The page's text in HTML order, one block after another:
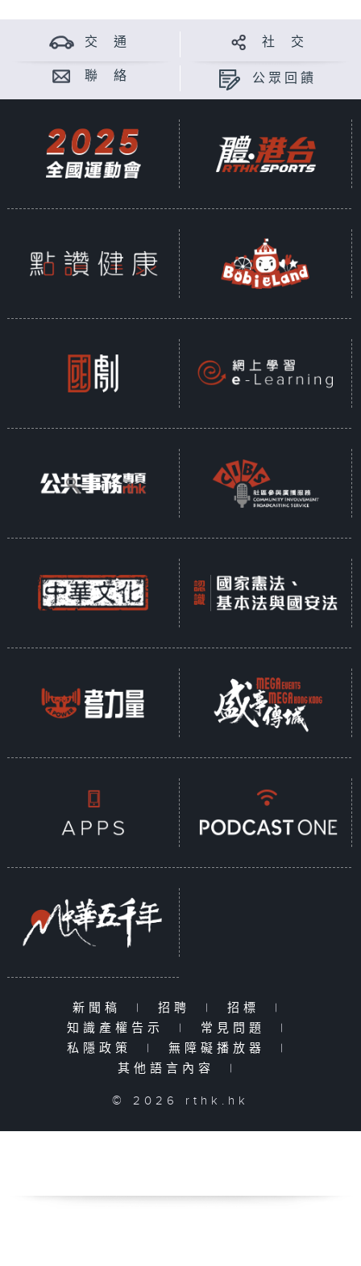
交 通 社 交
聯 絡 公眾回饋
新聞稿 | 招聘 | 招標
|
知識產權告示
| 常見問題
|
私隱政策
| 無障礙播放器
|
其他語言內容
|
© 2026 rthk.hk